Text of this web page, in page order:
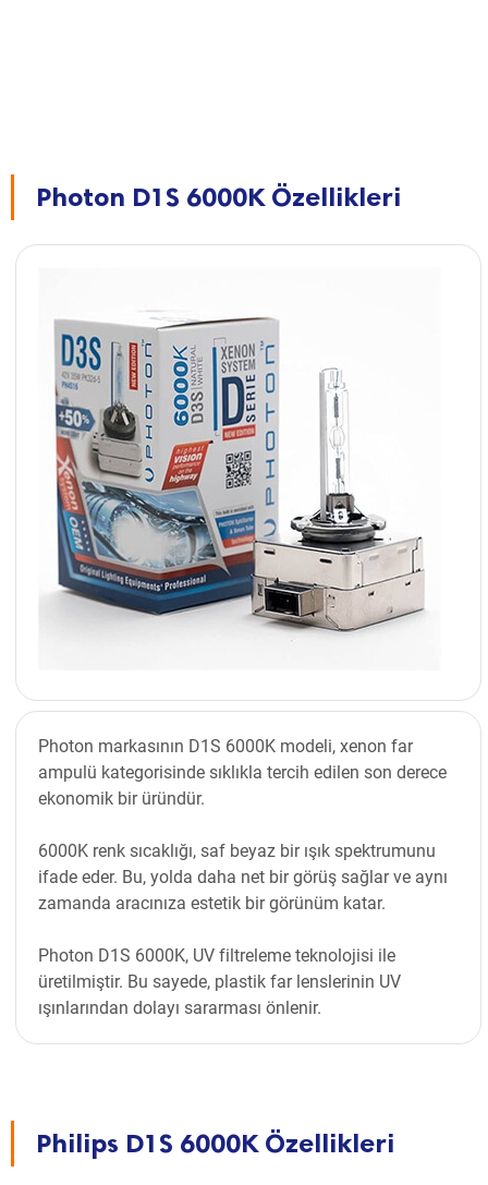
Photon D1S 6000K Özellikleri
Photon markasının D1S 6000K modeli, xenon far
ampulü kategorisinde sıklıkla tercih edilen son derece
ekonomik bir üründür.
6000K renk sıcaklığı, saf beyaz bir ışık spektrumunu
ifade eder. Bu, yolda daha net bir görüş sağlar ve aynı
zamanda aracınıza estetik bir görünüm katar.
Photon D1S 6000K, UV filtreleme teknolojisi ile
üretilmiştir. Bu sayede, plastik far lenslerinin UV
ışınlarından dolayı sararması önlenir.
Philips D1S 6000K Özellikleri